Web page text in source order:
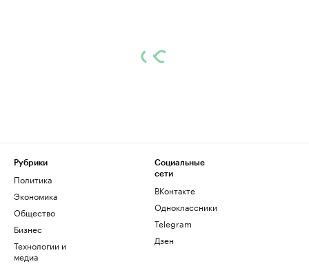
Рубрики
Политика
Экономика
Общество
Бизнес
Технологии и
медиа
Социальные
сети
ВКонтакте
Одноклассники
Telegram
Дзен